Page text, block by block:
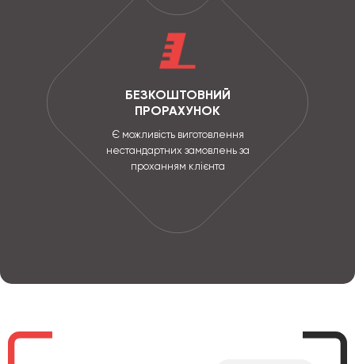
БЕЗКОШТОВНИЙ
ПРОРАХУНОК
Є можливість виготовлення
нестандартних замовлень за
проханням клієнта